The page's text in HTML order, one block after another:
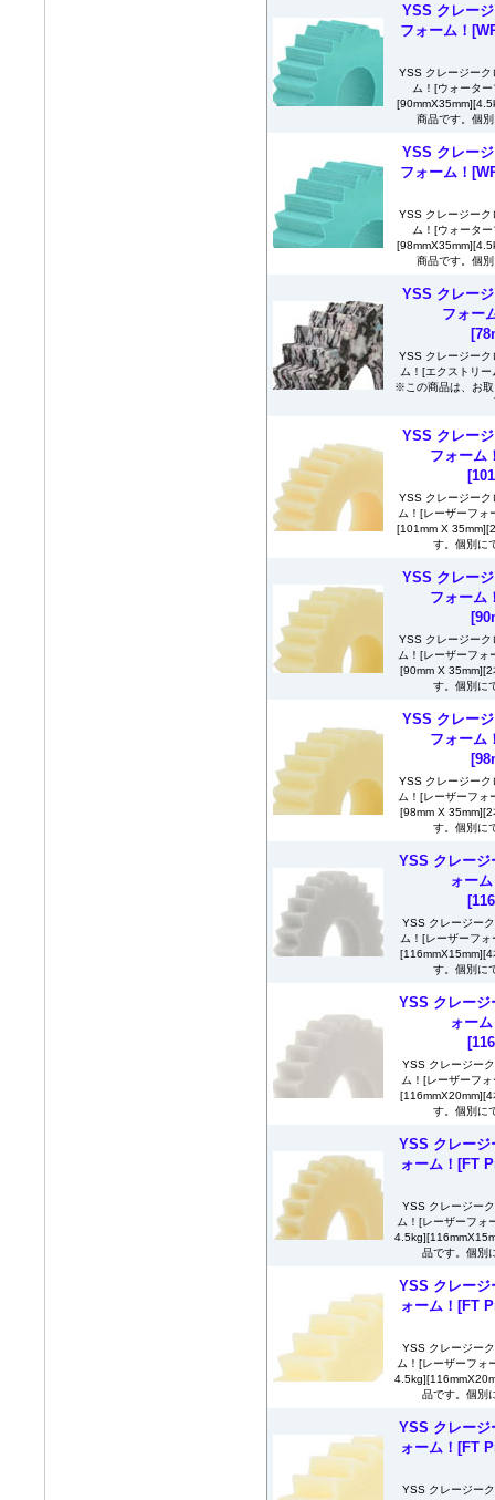
YSS クレー
フォーム！
YSS クレージー
ム！[ウォータ
商品です。個
YSS クレー
フォーム！
YSS クレージー
ム！[ウォータ
商品です。個
YSS クレー
フォー
YSS クレージー
ム！[エクストリ
※この商品は、お
YSS クレー
フォーム
YSS クレージー
ム！[レーザーフ
[101mm X
す。個別に
YSS クレー
フォーム
YSS クレージー
ム！[レーザーフ
[90mm X
す。個別に
YSS クレー
フォーム
YSS クレージー
ム！[レーザーフ
[98mm X
す。個別に
YSS クレージ
ォー
YSS クレージー
ム！[レーザーフ
す。個別に
YSS クレージ
ォー
YSS クレージー
ム！[レーザーフ
す。個別に
YSS クレージ
ォーム！[FT
YSS クレージー
ム！[レーザーフォ
品です。個別
YSS クレージ
ォーム！[FT
YSS クレージー
ム！[レーザーフォ
品です。個別
YSS クレージ
ォーム！[FT
YSS クレージー